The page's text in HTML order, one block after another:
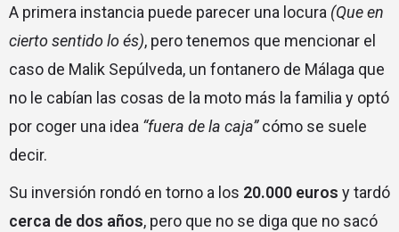
A primera instancia puede parecer una locura (Que en
cierto sentido lo és), pero tenemos que mencionar el
caso de Malik Sepúlveda, un fontanero de Málaga que
no le cabían las cosas de la moto más la familia y optó
por coger una idea “fuera de la caja”cómo se suele
decir.
Su inversión rondó en torno a los 20.000 euros y tardó
cerca de dos años, pero que no se diga que no sacó